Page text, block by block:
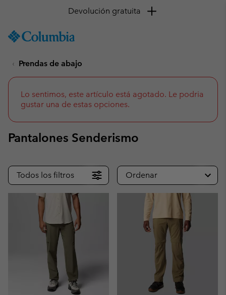
TO
SKIP
NAV
SKIP
TO
SEARCH
Disfruta de opciones de pago flexibles con Klarna y
PayPal
Prendas de abajo
Lo sentimos, este artículo está agotado. Le podria
gustar una de estas opciones.
Pantalones Senderismo
Todos los filtros Ordenar